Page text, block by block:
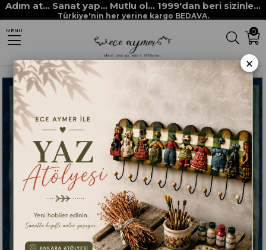
Adım at... Sanat yap... Mutlu ol... 1999'dan beri sizinle...
Türkiye'nin her yerine kargo BEDAVA.
0
MENU
Anasayfa DEKUPAJ KAĞITLARI ECE AYMER DEKUPAJ / PİRİNÇ KAĞITLARI
ECE AYMER ÖZEL KAĞITLAR EACH DEK. 515
×